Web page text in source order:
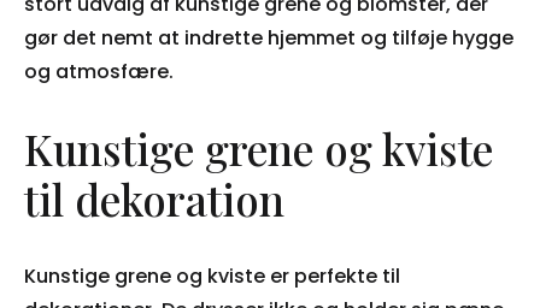
gør det nemt at indrette hjemmet og tilføje hygge
og atmosfære.
Kunstige grene og kviste
til dekoration
Kunstige grene og kviste er perfekte til